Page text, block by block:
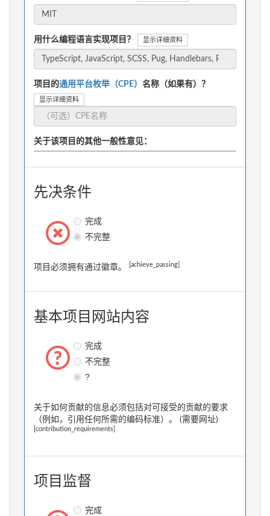
用什么编程语言实现项目？ 显示详细资料
项目的通用平台枚举（CPE） 名称（如果有）？
显示详细资料
关于该项目的其他一般性意见：
先决条件
完成
不完整
项目必须拥有通过徽章。 [achieve_passing]
基本项目网站内容
完成
不完整
?
关于如何贡献的信息必须包括对可接受的贡献的要求
（例如，引用任何所需的编码标准）。 (需要网址)
[contribution_requirements]
项目监督
完成